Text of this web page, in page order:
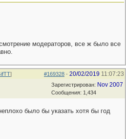
модераторов, все ж было все
#169328 - 20/02/2019 11:07:23
]
Зарегистрирован: Nov 2007
Сообщения: 1,434
было бы указать хотя бы год